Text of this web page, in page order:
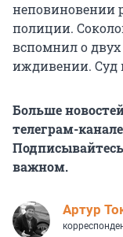
неповиновении
полиции.
вспомнил о двух
иждивении. Суд
Больше
телеграм-канале
важном.
Артур